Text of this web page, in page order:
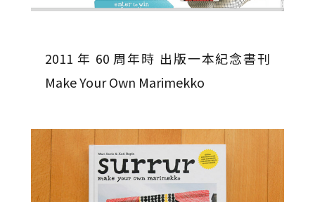
2011 年 60 周年時 出版一本紀念書刊
Make Your Own Marimekko